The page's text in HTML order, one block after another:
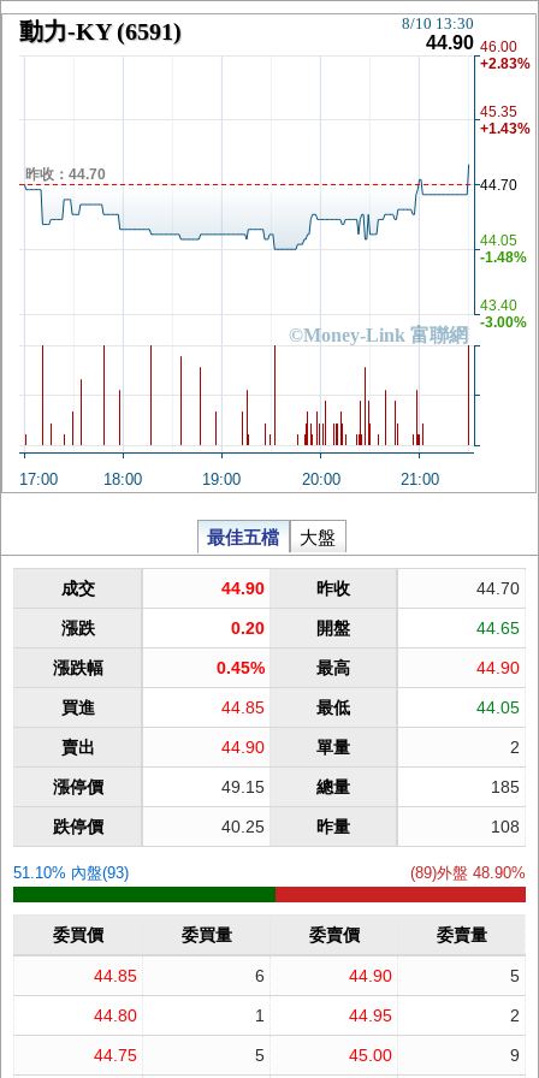
動力-KY(6591)
©Money-Link 富聯網
8/10 13:30
44.90
昨收：44.70
17:00 18:00 19:00 20:00 21:00
43.40
-3.00%
44.05
-1.48%
44.70
45.35
+1.43%
46.00
+2.83%
最佳五檔 大盤
成交 44.90 昨收 44.70
漲跌 0.20 開盤 44.65
漲跌幅 0.45% 最高 44.90
買進 44.85 最低 44.05
賣出 44.90 單量 2
漲停價 49.15 總量 185
跌停價 40.25 昨量 108
51.10% 內盤(93) (89)外盤 48.90%
委買價 委買量 委賣價 委賣量
44.85 6 44.90 5
44.80 1 44.95 2
44.75 5 45.00 9